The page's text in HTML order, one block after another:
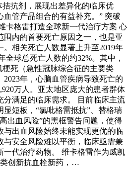
拮抗剂，展现出差异化的临床优
血管产品组合的有益补充。” 突破
卡格雷打造全球新一代治疗方案 心
围内的首要死亡原因之一，也是亚
。相关死亡人数显著上升至2019年
全球总死亡人数的约32%。其中，
梗死（急性冠脉综合征的主要类
2023年，心脑血管疾病导致死亡的
万人。亚太地区庞大的患者群体
分满足的临床需求。 目前临床主流
显短板，“氯吡格雷抵抗”、替格瑞
出血风险”的黑框警告问题，使得
与出血风险始终未能实现更优的临
与安全风险难以平衡，临床亟需兼
一代治疗药物。 维卡格雷作为威凯
创新抗血栓新药，…